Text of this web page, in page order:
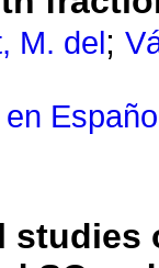
M. del ;
studies